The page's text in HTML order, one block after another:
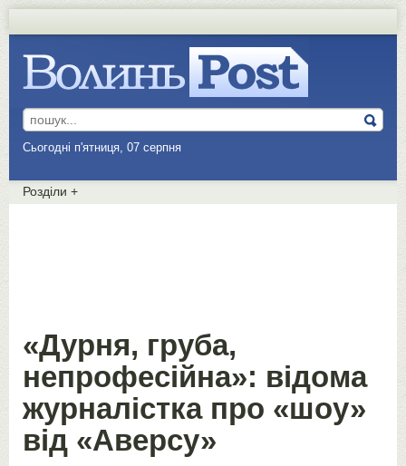
Сьогодні п'ятниця, 07 серпня
Розділи +
«Дурня, груба,
непрофесійна»: відома
журналістка про «шоу»
від «Аверсу»